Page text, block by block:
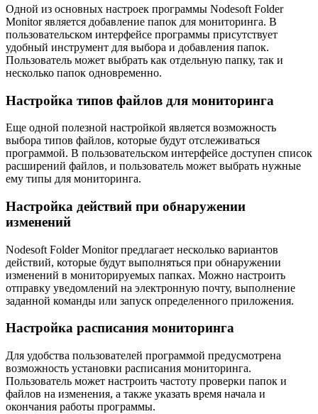
Одной из основных настроек программы Nodesoft Folder
Monitor является добавление папок для мониторинга. В
пользовательском интерфейсе программы присутствует
удобный инструмент для выбора и добавления папок.
Пользователь может выбрать как отдельную папку, так и
несколько папок одновременно.
Настройка типов файлов для мониторинга
Еще одной полезной настройкой является возможность
выбора типов файлов, которые будут отслеживаться
программой. В пользовательском интерфейсе доступен список
расширений файлов, и пользователь может выбрать нужные
ему типы для мониторинга.
Настройка действий при обнаружении
изменений
Nodesoft Folder Monitor предлагает несколько вариантов
действий, которые будут выполняться при обнаружении
изменений в мониторируемых папках. Можно настроить
отправку уведомлений на электронную почту, выполнение
заданной команды или запуск определенного приложения.
Настройка расписания мониторинга
Для удобства пользователей программой предусмотрена
возможность установки расписания мониторинга.
Пользователь может настроить частоту проверки папок и
файлов на изменения, а также указать время начала и
окончания работы программы.